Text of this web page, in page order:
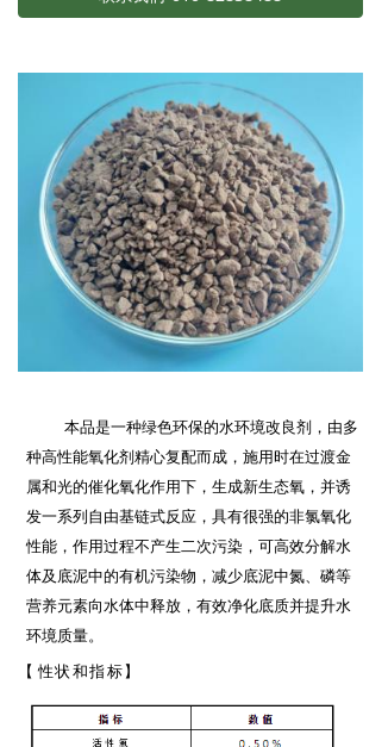
本品是一种绿色环保的水环境改良剂，由多
种高性能氧化剂精心复配而成，施用时在过渡金
属和光的催化氧化作用下，生成新生态氧，并诱
发一系列自由基链式反应，具有很强的非氯氧化
性能，作用过程不产生二次污染，可高效分解水
体及底泥中的有机污染物，减少底泥中氮、磷等
营养元素向水体中释放，有效净化底质并提升水
环境质量。
【性状和指标 】